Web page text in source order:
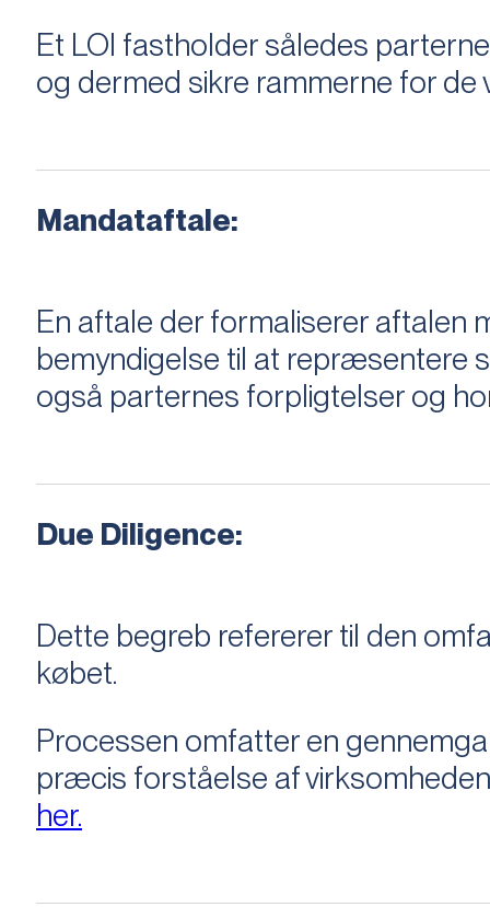
Et LOI fastholder således
og dermed sikre rammerne for de
Mandataftale:
En aftale der formaliserer
bemyndigelse til at repræsentere
også parternes forpligtelser og
Due Diligence:
Dette begreb refererer til den
købet.
Processen omfatter en
præcis forståelse af
her.